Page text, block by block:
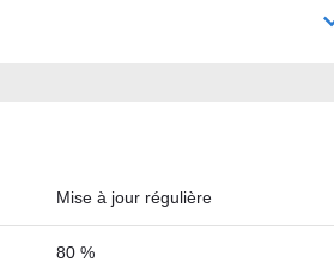
Mise à jour régulière
80 %